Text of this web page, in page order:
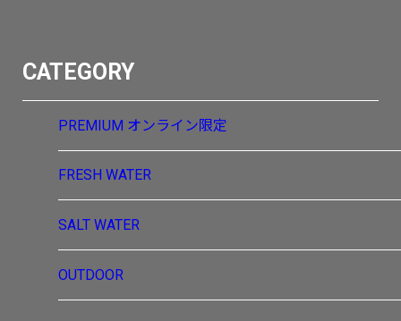
CATEGORY
PREMIUM オンライン限定
FRESH WATER
SALT WATER
OUTDOOR